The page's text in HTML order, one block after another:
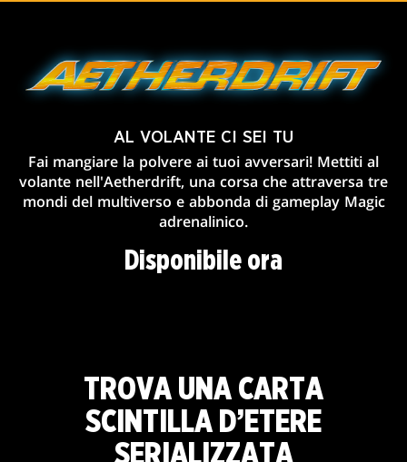
AL VOLANTE CI SEI TU
Fai mangiare la polvere ai tuoi avversari! Mettiti al
volante nell'Aetherdrift, una corsa che attraversa tre
mondi del multiverso e abbonda di gameplay Magic
adrenalinico.
Disponibile ora
TROVA UNA CARTA
SCINTILLA D’ETERE
SERIALIZZATA